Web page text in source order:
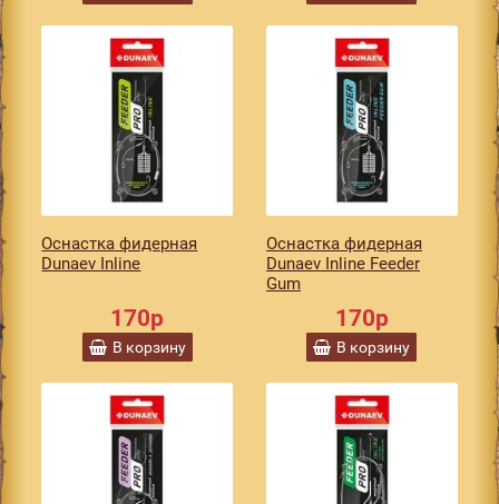
Оснастка фидерная
Dunaev Inline
170р
В корзину
Оснастка фидерная
Dunaev Inline Feeder
Gum
170р
В корзину